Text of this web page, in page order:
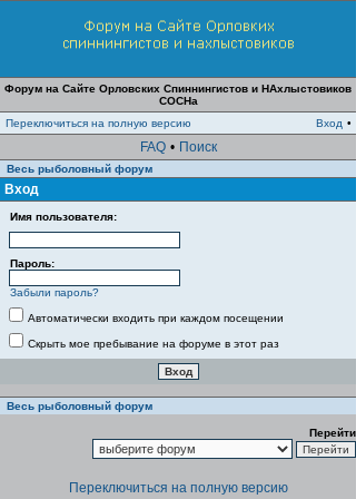
Форум на Сайте Орловских Спиннингистов и НАхлыстовиков
СОСНа
Переключиться на полную версию
Вход •
FAQ • Поиск
Весь рыболовный форум
Вход
Имя пользователя:
Пароль:
Забыли пароль?
Автоматически входить при каждом посещении
Скрыть мое пребывание на форуме в этот раз
Весь рыболовный форум
Перейти
Переключиться на полную версию